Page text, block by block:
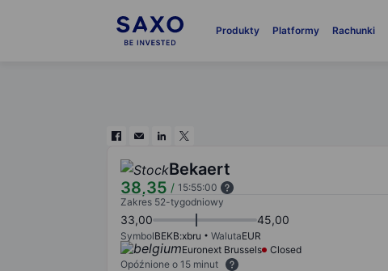
Produkty Platformy Rachunki
Bekaert
38,35 / 15:55:00
Zakres 52-tygodniowy
33,00 45,00
SymbolBEKB:xbru WalutaEUR
Euronext Brussels
Closed
Opóźnione o 15 minut